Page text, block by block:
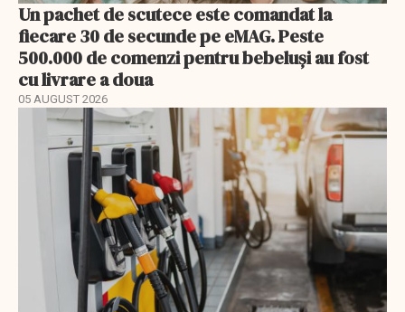
Un pachet de scutece este comandat la
fiecare 30 de secunde pe eMAG. Peste
500.000 de comenzi pentru bebeluși au fost
cu livrare a doua
05 AUGUST 2026